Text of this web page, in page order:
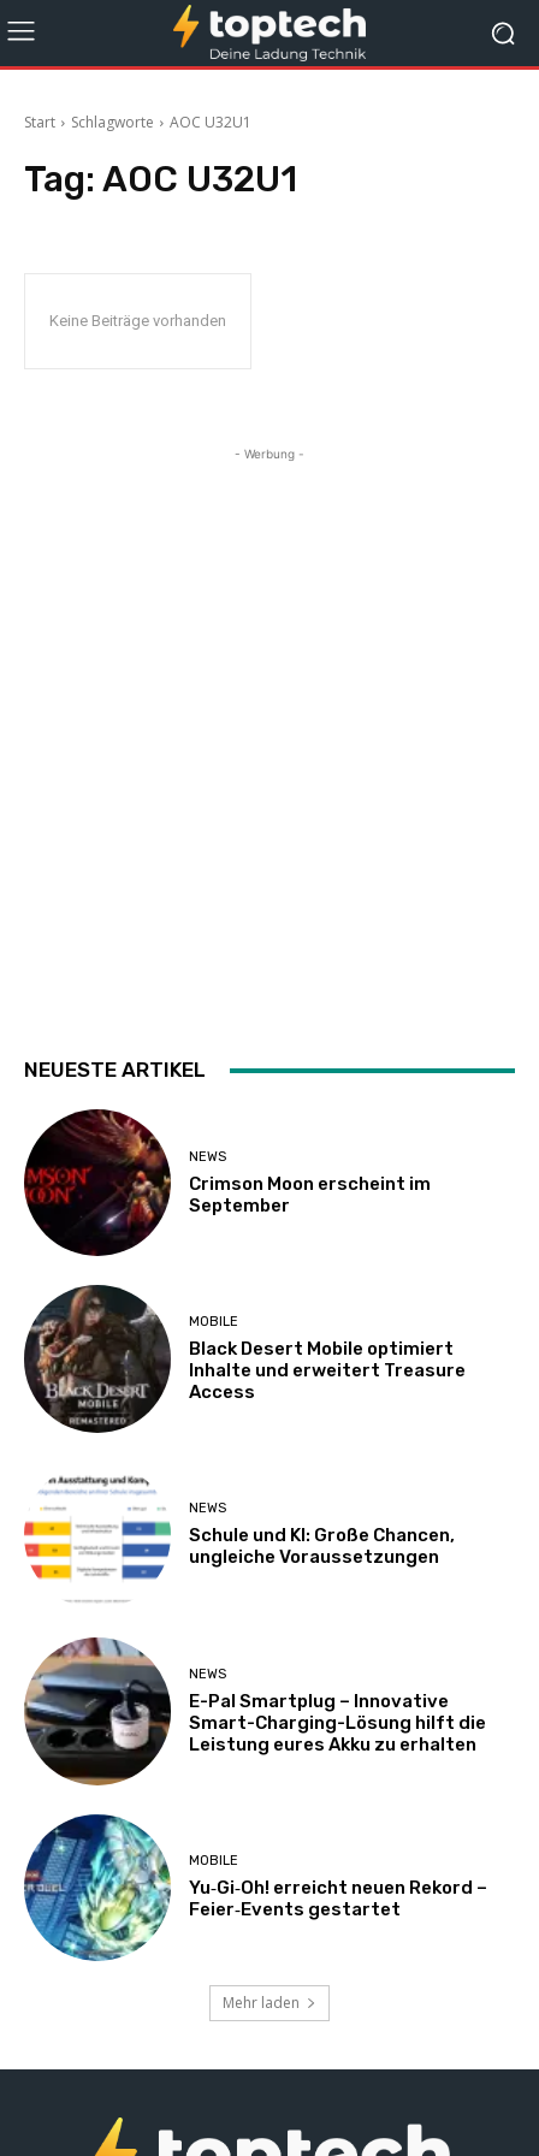
Start Schlagworte AOC U32U1
Tag: AOC U32U1
Keine Beiträge vorhanden
- Werbung -
NEUESTE ARTIKEL
NEWS
Crimson Moon erscheint im
September
MOBILE
Black Desert Mobile optimiert
Inhalte und erweitert Treasure
Access
NEWS
Schule und KI: Große Chancen,
ungleiche Voraussetzungen
NEWS
E-Pal Smartplug – Innovative
Smart-Charging-Lösung hilft die
Leistung eures Akku zu erhalten
MOBILE
Yu‑Gi‑Oh! erreicht neuen Rekord –
Feier‑Events gestartet
Mehr laden